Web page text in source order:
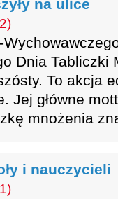
na ulice
Dnia Tabliczki
To akcja
Jej główne
mnożenia
i nauczycieli